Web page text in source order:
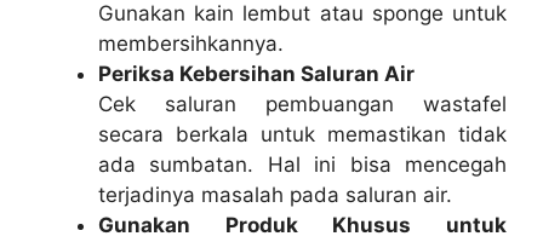
Gunakan kain lembut atau sponge untuk
membersihkannya.
Periksa Kebersihan Saluran Air
Cek saluran pembuangan wastafel
secara berkala untuk memastikan tidak
ada sumbatan. Hal ini bisa mencegah
terjadinya masalah pada saluran air.
Gunakan Produk Khusus untuk